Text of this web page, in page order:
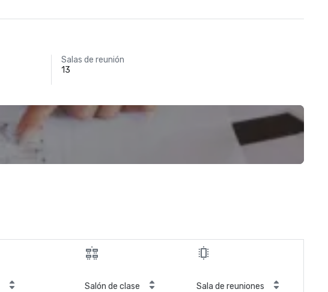
Salas de reunión
13
Salón de clase Sala de reuniones